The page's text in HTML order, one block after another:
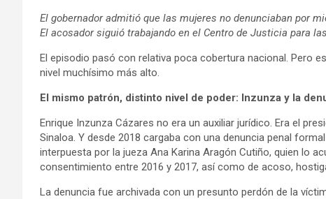
El gobernador admitió que las mujeres no denunciaban por
El acosador siguió trabajando en el Centro de Justicia para
El episodio pasó con relativa poca cobertura nacional. Pero
nivel muchísimo más alto.
El mismo patrón, distinto nivel de poder: Inzunza y la
Enrique Inzunza Cázares no era un auxiliar jurídico. Era el
Sinaloa. Y desde 2018 cargaba con una denuncia penal
interpuesta por la jueza Ana Karina Aragón Cutiño, quien lo
consentimiento entre 2016 y 2017, así como de acoso,
La denuncia fue archivada con un presunto perdón de la